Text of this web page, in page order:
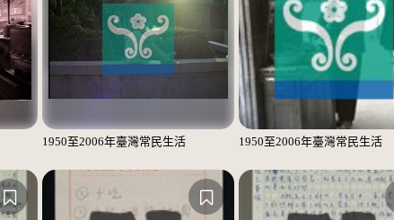
1950至2006年臺灣常民生活 1950至2006年臺灣常民生活